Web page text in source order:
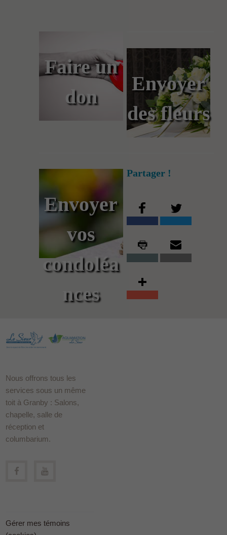
Faire un
don
Envoyer
des fleurs
Envoyer
vos
condoléa
nces
Partager !
Nous offrons tous les
services sous un même
toit à Granby : Salons,
chapelle, salle de
réception et
columbarium.
Gérer mes témoins